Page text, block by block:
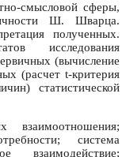
смысловой сферы,
Ш. Шварца.
полученных.
исследования
(вычисление
(расчет t-критерия
статистической
взаимоотношения;
система
взаимодействие;